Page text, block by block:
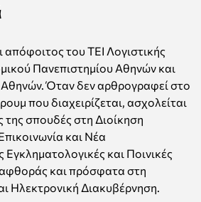
του ΤΕΙ Λογιστικής
Πανεπιστημίου Αθηνών και
Όταν δεν αρθρογραφεί στο
που διαχειρίζεται, ασχολείται
της σπουδές στη Διοίκηση
και Νέα
και Ποινικές
και πρόσφατα στη
Ηλεκτρονική Διακυβέρνηση.